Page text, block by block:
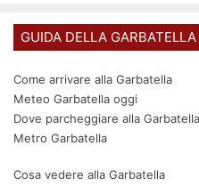
GUIDA DELLA GARBATELLA
Come arrivare alla Garbatella
Meteo Garbatella oggi
Dove parcheggiare alla Garbatella
Metro Garbatella
Cosa vedere alla Garbatella